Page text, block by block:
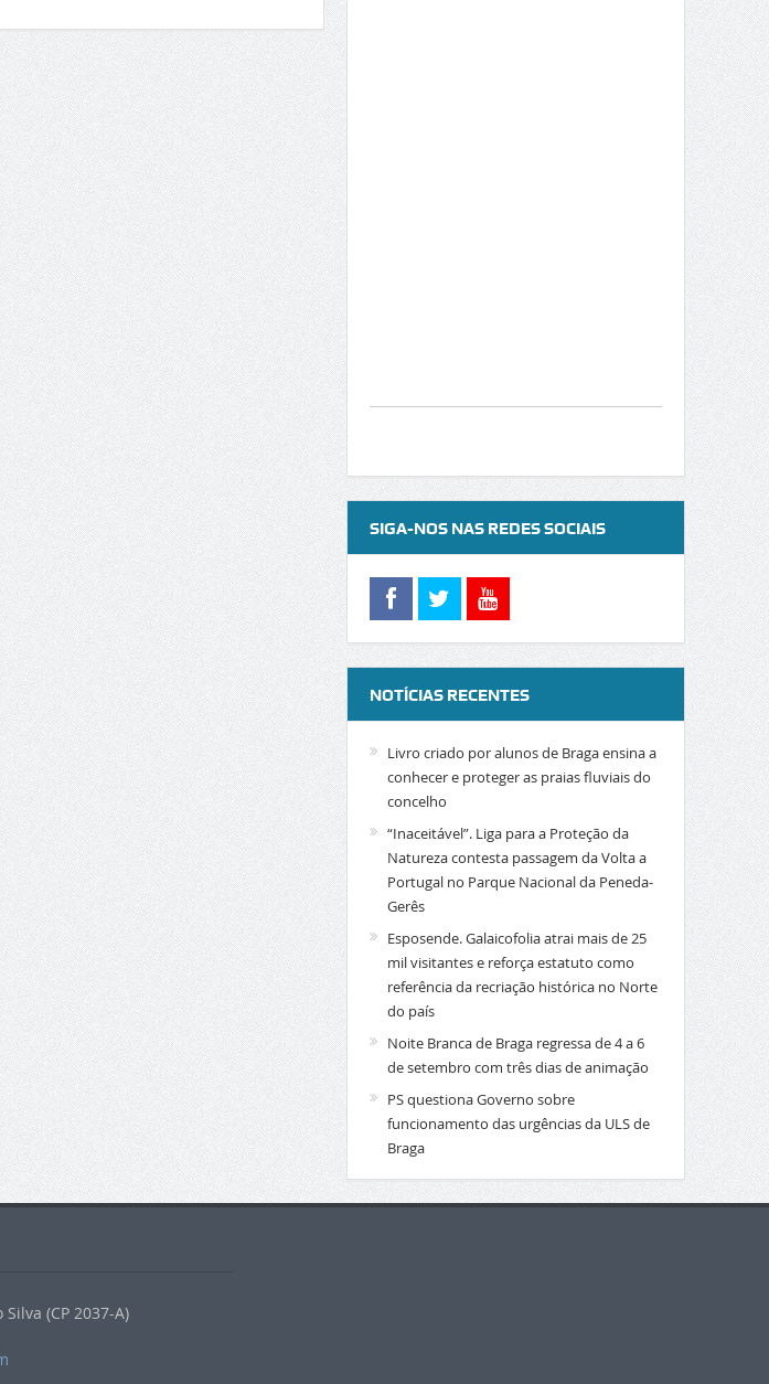
SIGA-NOS NAS REDES SOCIAIS
NOTÍCIAS RECENTES
Livro criado por alunos de Braga ensina a
conhecer e proteger as praias fluviais do
concelho
“Inaceitável”. Liga para a Proteção da
Natureza contesta passagem da Volta a
Portugal no Parque Nacional da Peneda-
Gerês
Esposende. Galaicofolia atrai mais de 25
mil visitantes e reforça estatuto como
referência da recriação histórica no Norte
do país
Noite Branca de Braga regressa de 4 a 6
de setembro com três dias de animação
PS questiona Governo sobre
funcionamento das urgências da ULS de
Braga
(CP 2037-A)